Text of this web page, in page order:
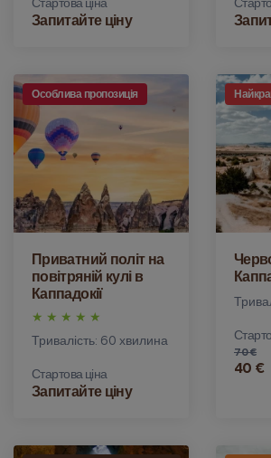
Стартова ціна
Запитайте ціну
Особлива пропозиція
Приватний політ на
повітряній кулі в
Каппадокії
Тривалість: 60 хвилина
Стартова ціна
Запитайте ціну
70 €
40 €